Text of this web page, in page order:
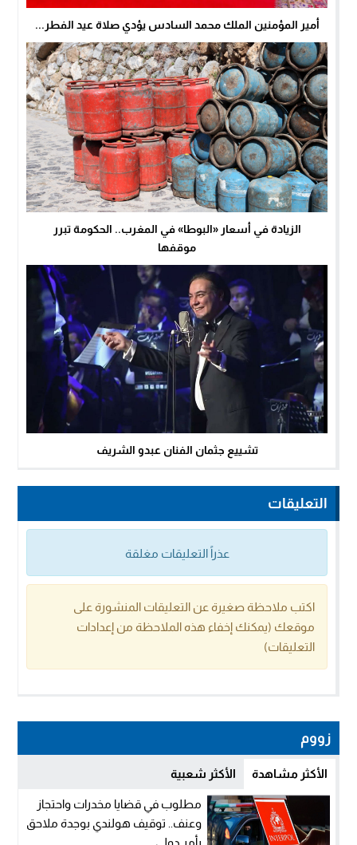
أمير المؤمنين الملك محمد السادس يؤدي صلاة عيد الفطر...
الزيادة في أسعار «البوطا» في المغرب.. الحكومة تبرر
موقفها
تشييع جثمان الفنان عبدو الشريف
التعليقات
عذراً التعليقات مغلقة
اكتب ملاحظة صغيرة عن التعليقات المنشورة على
موقعك (يمكنك إخفاء هذه الملاحظة من إعدادات
التعليقات)
زووم
الأكثر مشاهدة الأكثر شعبية
مطلوب في قضايا مخدرات واحتجاز
وعنف.. توقيف هولندي بوجدة ملاحق
بأمر دولي...